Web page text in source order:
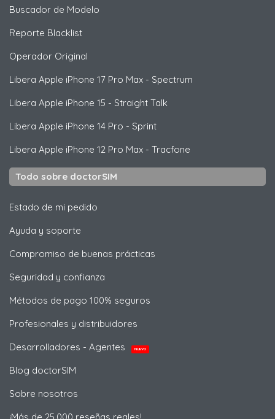
Buscador de Modelo
Reporte Blacklist
Operador Original
Libera Apple iPhone 17 Pro Max - Spectrum
Libera Apple iPhone 15 - Straight Talk
Libera Apple iPhone 14 Pro - Sprint
Libera Apple iPhone 12 Pro Max - Tracfone
Todo sobre doctorSIM
Estado de mi pedido
Ayuda y soporte
Compromiso de buenas prácticas
Seguridad y confianza
Métodos de pago 100% seguros
Profesionales y distribuidores
Desarrolladores - Agentes
NUEVO
Blog doctorSIM
Sobre nosotros